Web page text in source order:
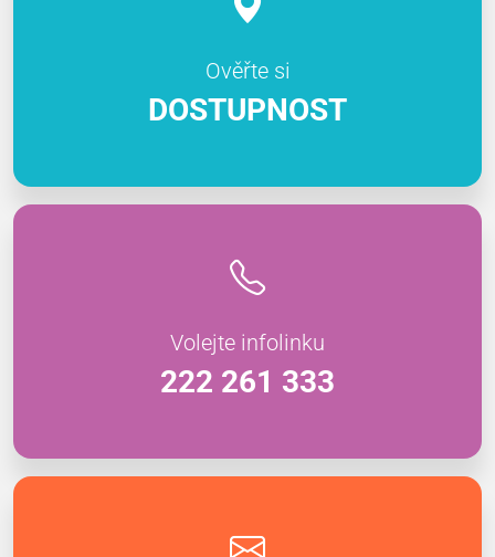
Ověřte si
DOSTUPNOST
Volejte infolinku
222 261 333